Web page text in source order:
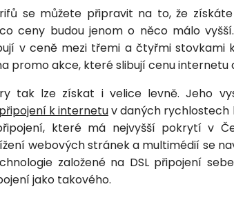
se můžete připravit na to, že
ceny budou jenom o něco málo
v ceně mezi třemi a čtyřmi stovkami
promo akce, které slibují cenu internetu
tak lze získat i velice levně. Jeho
připojení k internetuv daných rychlostech
které má nejvyšší pokrytí v
webových stránek a multimédií se
založené na DSL připojení
jako takového.